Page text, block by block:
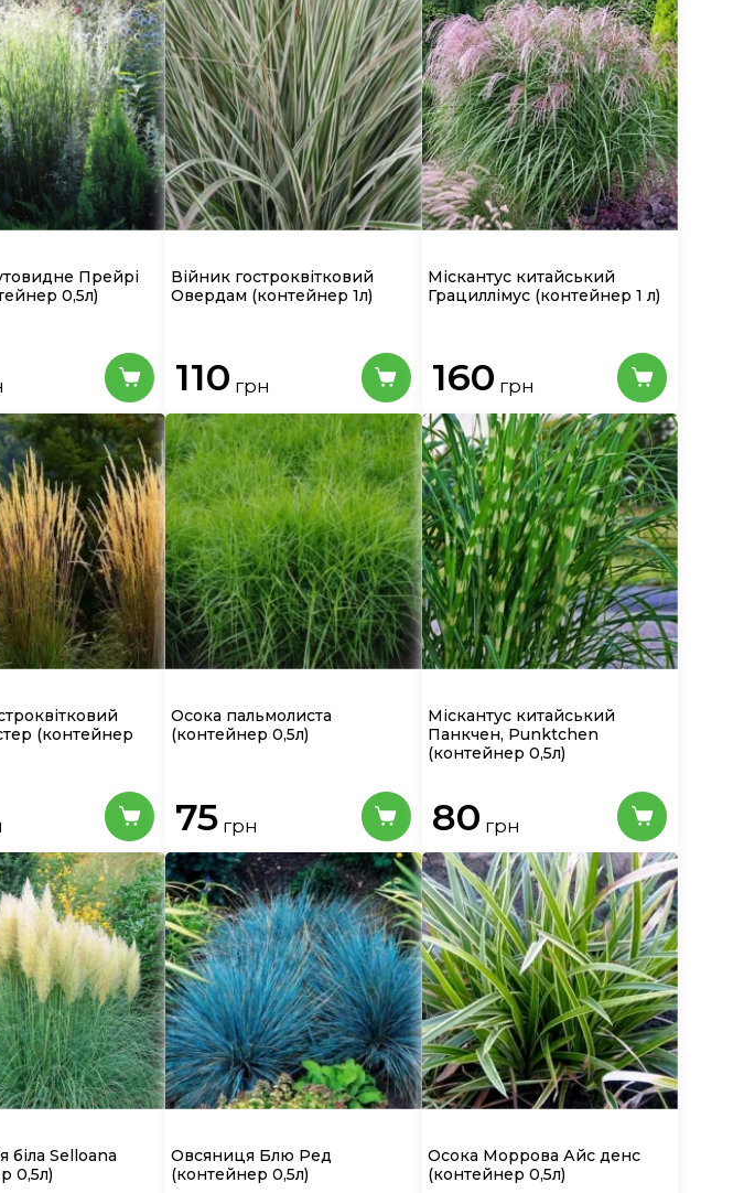
Прейрі
0,5л)
Війник гостроквітковий
Овердам (контейнер 1л)
110 грн
Міскантус китайський
Грациллімус (контейнер 1 л)
160 грн
(контейнер
Осока пальмолиста
(контейнер 0,5л)
75 грн
Міскантус китайський
Панкчен, Punktchen
(контейнер 0,5л)
80 грн
біла Selloana
0,5л)
Овсяниця Блю Ред
(контейнер 0,5л)
Осока Моррова Айс денс
(контейнер 0,5л)